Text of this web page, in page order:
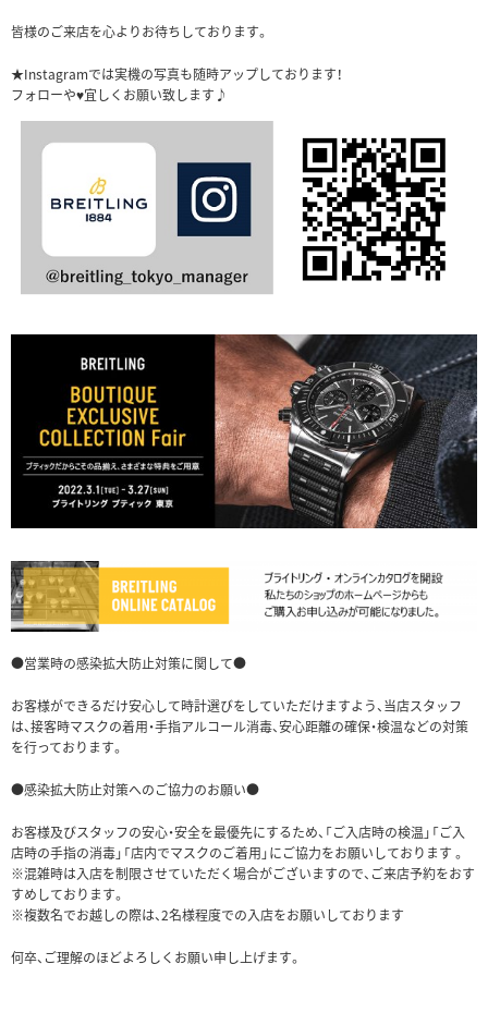
皆様のご来店を心よりお待ちしております。
★Instagramでは実機の写真も随時アップしております！
フォローや♥宜しくお願い致します♪
●営業時の感染拡大防止対策に関して●
お客様ができるだけ安心して時計選びをしていただけますよう、当店スタッフ
は、接客時マスクの着用・手指アルコール消毒、安心距離の確保・検温などの対策
を行っております。
●感染拡大防止対策へのご協力のお願い●
お客様及びスタッフの安心・安全を最優先にするため、「ご入店時の検温」「ご入
店時の手指の消毒」「店内でマスクのご着用」にご協力をお願いしております 。
※混雑時は入店を制限させていただく場合がございますので、ご来店予約をおす
すめしております。
※複数名でお越しの際は、2名様程度での入店をお願いしております
何卒、ご理解のほどよろしくお願い申し上げます。